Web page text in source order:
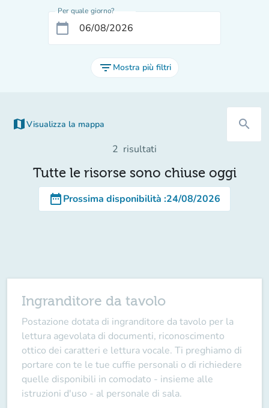
Per quale giorno?
calendar_today
filter_list Mostra più filtri
map Visualizza la mappa
(nuova scheda) search
2 risultati
Tutte le risorse sono chiuse oggi
date_rangeProssima disponibilità :24/08/2026
Ingranditore da tavolo
Postazione dotata di ingranditore da tavolo per la
lettura agevolata di documenti, riconoscimento
ottico dei caratteri e lettura vocale. Ti preghiamo di
portare con te le tue cuffie personali o di richiedere
quelle disponibili in comodato - insieme alle
istruzioni d'uso - al personale di sala.